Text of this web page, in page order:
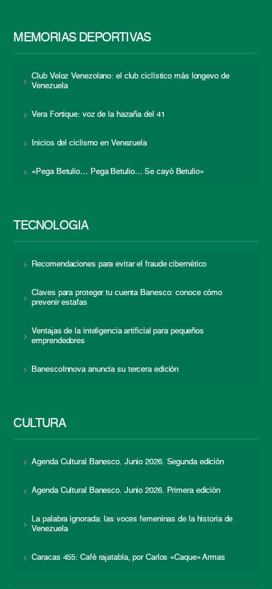
MEMORIAS DEPORTIVAS
Club Veloz Venezolano: el club ciclístico más longevo de
Venezuela
Vera Fortique: voz de la hazaña del 41
Inicios del ciclismo en Venezuela
«Pega Betulio… Pega Betulio… Se cayó Betulio»
TECNOLOGÍA
Recomendaciones para evitar el fraude cibernético
Claves para proteger tu cuenta Banesco: conoce cómo
prevenir estafas
Ventajas de la inteligencia artificial para pequeños
emprendedores
BanescoInnova anuncia su tercera edición
CULTURA
Agenda Cultural Banesco. Junio 2026. Segunda edición
Agenda Cultural Banesco. Junio 2026. Primera edición
La palabra ignorada: las voces femeninas de la historia de
Venezuela
Caracas 455: Café rajatabla, por Carlos «Caque» Armas